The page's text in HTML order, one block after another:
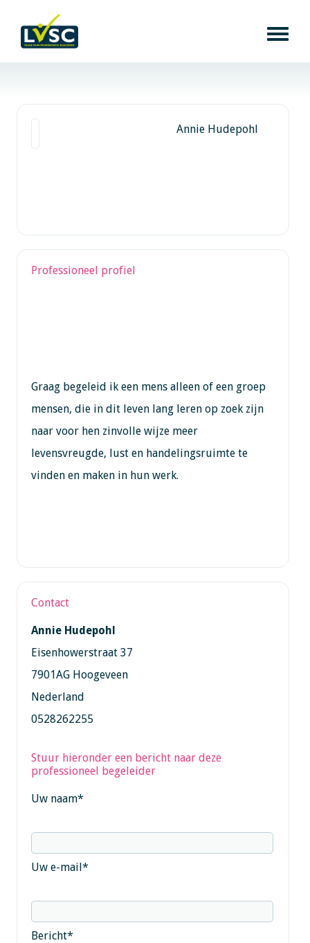
Annie Hudepohl
Professioneel profiel
Graag begeleid ik een mens alleen of een groep
mensen, die in dit leven lang leren op zoek zijn
naar voor hen zinvolle wijze meer
levensvreugde, lust en handelingsruimte te
vinden en maken in hun werk.
Contact
Annie Hudepohl
Eisenhowerstraat 37
7901AG Hoogeveen
Nederland
0528262255
Stuur hieronder een bericht naar deze
professioneel begeleider
Uw naam*
Uw e-mail*
Bericht*